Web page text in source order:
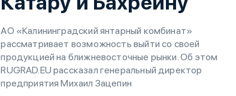
АО «Калининградский янтарный комбинат»
рассматривает возможность выйти со своей
продукцией на ближневосточные рынки. Об этом
RUGRAD.EU рассказал генеральный директор
предприятия Михаил Зацепин